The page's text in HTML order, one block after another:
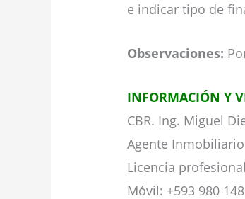
e indicar tipo de
Observaciones:
INFORMACIÓN Y
CBR. Ing. Miguel
Agente Inmobiliario
Licencia
Móvil: +593 980